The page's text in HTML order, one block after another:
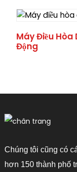
Máy Điều Hòa
Động
Chúng tôi cũng có
hơn 150 thành phố